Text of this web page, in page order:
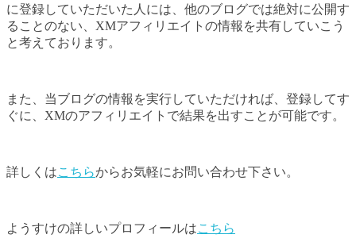
に登録していただいた人には、他のブログでは絶対に公開す
ることのない、XMアフィリエイトの情報を共有していこう
と考えております。
また、当ブログの情報を実行していただければ、登録してす
ぐに、XMのアフィリエイトで結果を出すことが可能です。
詳しくはこちらからお気軽にお問い合わせ下さい。
ようすけの詳しいプロフィールはこちら